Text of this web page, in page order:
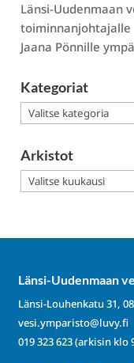
Länsi-Uudenmaan
toiminnanjohtajalle
Jaana Pönnille
Kategoriat
Kategoriat
Arkistot
Arkistot
Länsi-Uudenmaan
Länsi-Louhenkatu 31,
vesi.ymparisto@luvy.fi
019 323 623(arkisin klo